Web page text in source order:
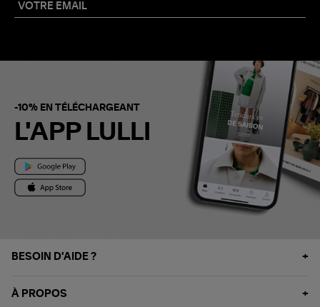
-10% EN TÉLÉCHARGEANT
L'APP LULLI
BESOIN D'AIDE ?
À PROPOS